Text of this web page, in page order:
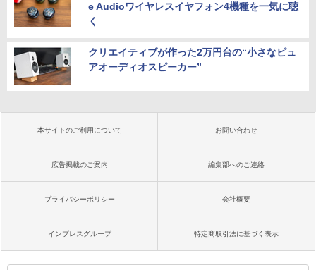
e Audioワイヤレスイヤフォン4機種を一気に聴
く
クリエイティブが作った2万円台の“小さなピュ
アオーディオスピーカー”
本サイトのご利用について お問い合わせ
広告掲載のご案内 編集部へのご連絡
プライバシーポリシー 会社概要
インプレスグループ 特定商取引法に基づく表示